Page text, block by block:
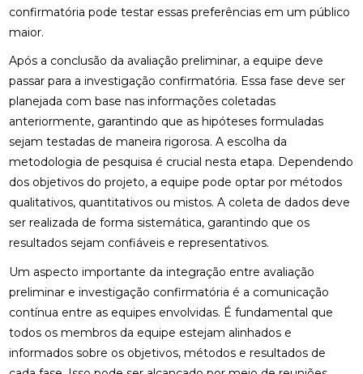
confirmatória pode testar essas preferências em um público
maior.
Após a conclusão da avaliação preliminar, a equipe deve
passar para a investigação confirmatória. Essa fase deve ser
planejada com base nas informações coletadas
anteriormente, garantindo que as hipóteses formuladas
sejam testadas de maneira rigorosa. A escolha da
metodologia de pesquisa é crucial nesta etapa. Dependendo
dos objetivos do projeto, a equipe pode optar por métodos
qualitativos, quantitativos ou mistos. A coleta de dados deve
ser realizada de forma sistemática, garantindo que os
resultados sejam confiáveis e representativos.
Um aspecto importante da integração entre avaliação
preliminar e investigação confirmatória é a comunicação
contínua entre as equipes envolvidas. É fundamental que
todos os membros da equipe estejam alinhados e
informados sobre os objetivos, métodos e resultados de